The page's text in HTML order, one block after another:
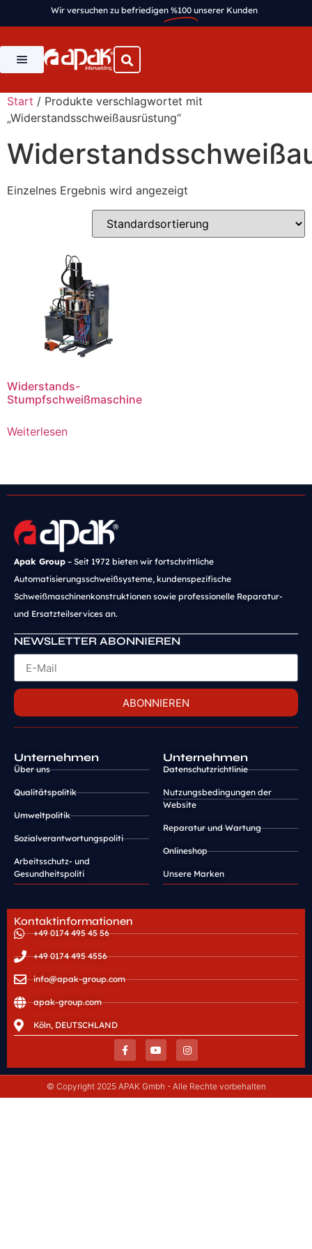
Wir versuchen zu befriedigen %100 unserer Kunden
Start / Produkte verschlagwortet mit
„Widerstandsschweißausrüstung“
Einzelnes Ergebnis wird angezeigt
Widerstands-
Stumpfschweißmaschine
Weiterlesen
Apak Group – Seit 1972 bieten wir fortschrittliche
Automatisierungsschweißsysteme, kundenspezifische
Schweißmaschinenkonstruktionen sowie professionelle Reparatur-
und Ersatzteilservices an.
NEWSLETTER ABONNIEREN
ABONNIEREN
Unternehmen
Über uns
Qualitätspolitik
Umweltpolitik
Sozialverantwortungspoliti
Arbeitsschutz- und
Gesundheitspoliti
Unternehmen
Datenschutzrichtlinie
Nutzungsbedingungen der
Website
Reparatur und Wartung
Onlineshop
Unsere Marken
Kontaktinformationen
+49 0174 495 45 56
+49 0174 495 4556
info@apak-group.com
apak-group.com
Köln, DEUTSCHLAND
© Copyright 2025 APAK Gmbh - Alle Rechte vorbehalten